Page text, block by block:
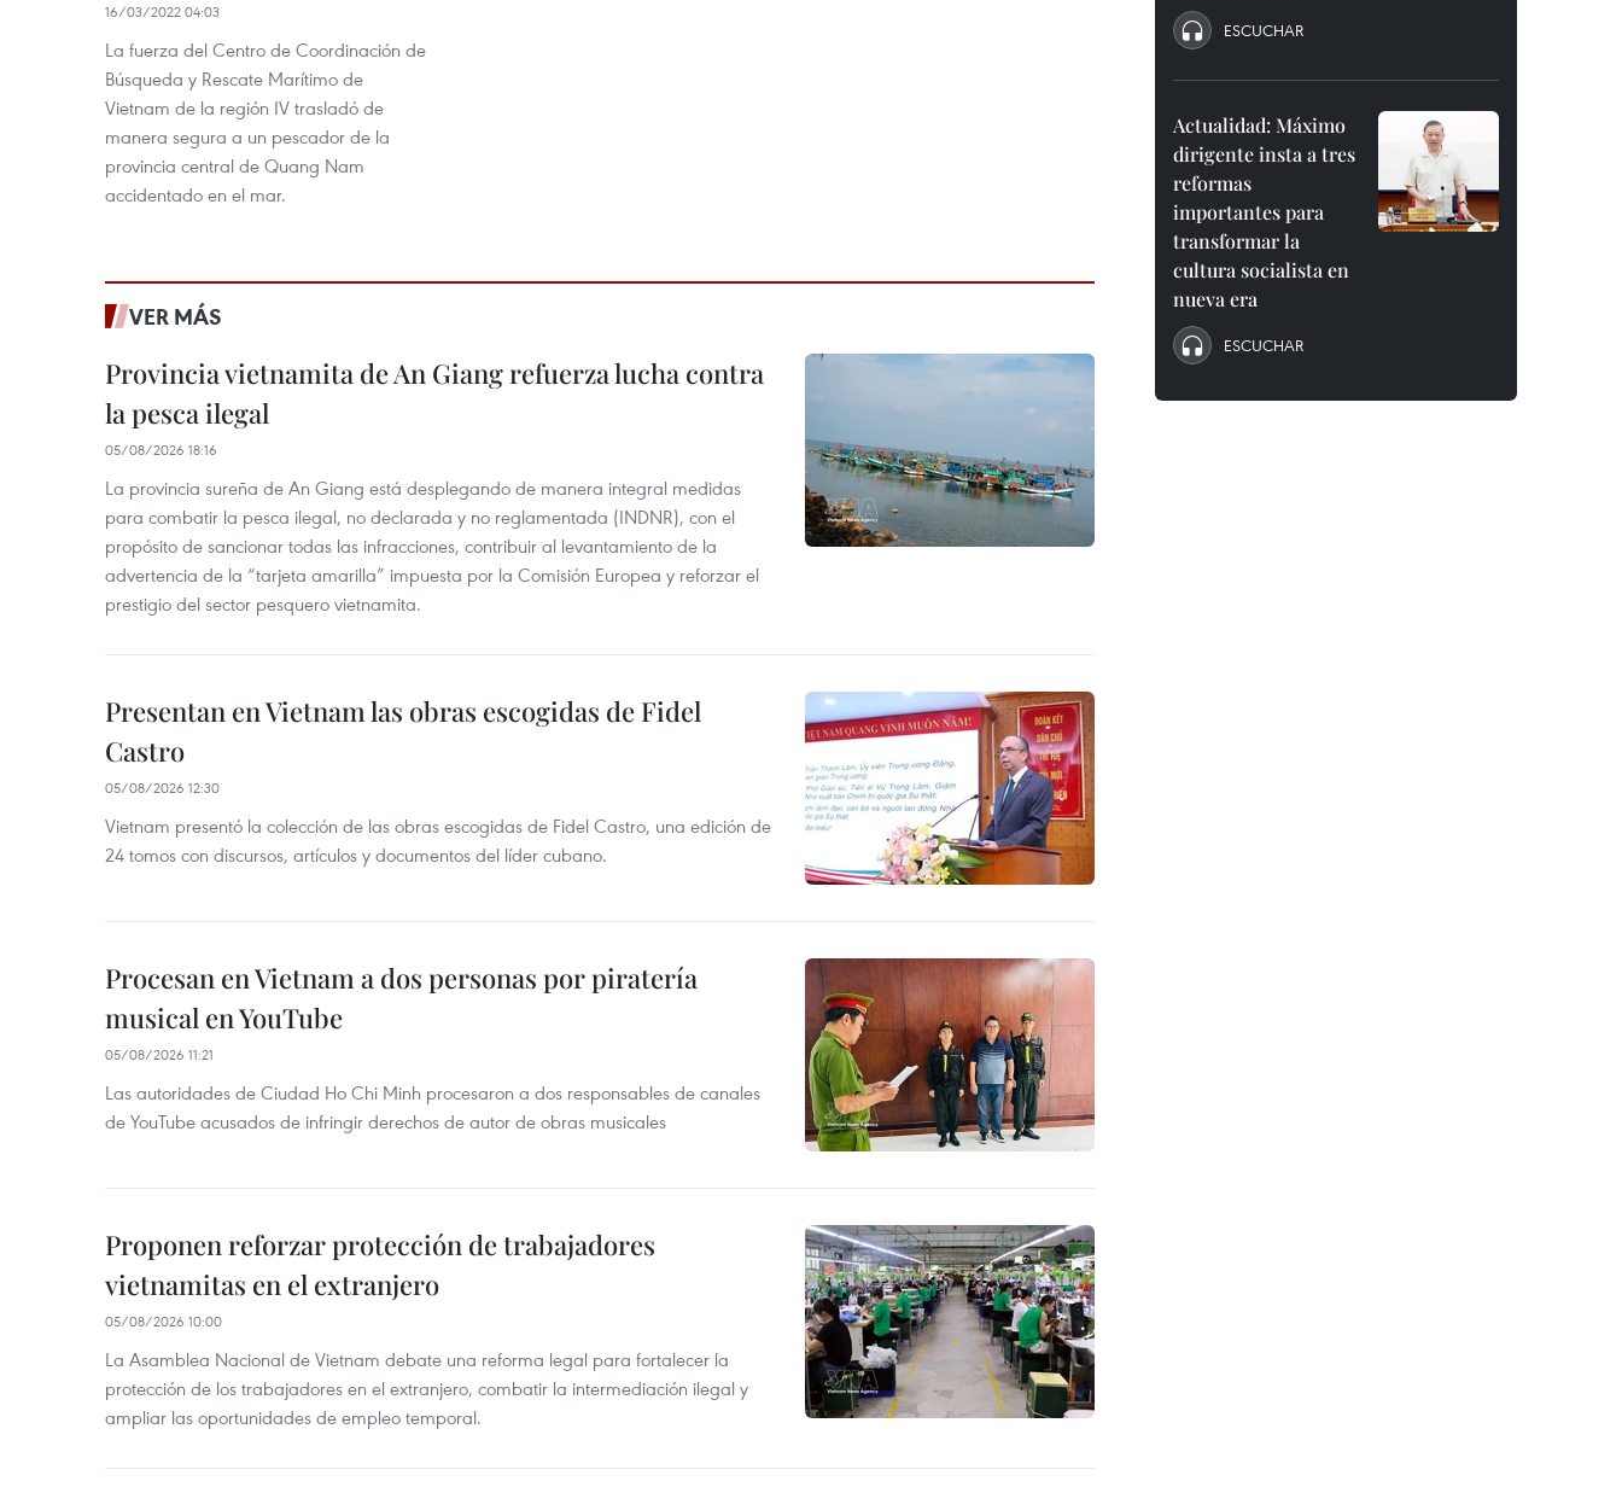
16/03/2022 04:03
La fuerza del Centro de Coordinación de
Búsqueda y Rescate Marítimo de
Vietnam de la región IV trasladó de
manera segura a un pescador de la
provincia central de Quang Nam
accidentado en el mar.
VER MÁS
Provincia vietnamita de An Giang refuerza lucha contra
la pesca ilegal
05/08/2026 18:16
La provincia sureña de An Giang está desplegando de manera integral medidas
para combatir la pesca ilegal, no declarada y no reglamentada (INDNR), con el
propósito de sancionar todas las infracciones, contribuir al levantamiento de la
advertencia de la “tarjeta amarilla” impuesta por la Comisión Europea y reforzar el
prestigio del sector pesquero vietnamita.
Presentan en Vietnam las obras escogidas de Fidel
Castro
05/08/2026 12:30
Vietnam presentó la colección de las obras escogidas de Fidel Castro, una edición de
24 tomos con discursos, artículos y documentos del líder cubano.
Procesan en Vietnam a dos personas por piratería
musical en YouTube
05/08/2026 11:21
Las autoridades de Ciudad Ho Chi Minh procesaron a dos responsables de canales
de YouTube acusados de infringir derechos de autor de obras musicales
Proponen reforzar protección de trabajadores
vietnamitas en el extranjero
05/08/2026 10:00
La Asamblea Nacional de Vietnam debate una reforma legal para fortalecer la
protección de los trabajadores en el extranjero, combatir la intermediación ilegal y
ampliar las oportunidades de empleo temporal.
ESCUCHAR
Actualidad: Máximo
dirigente insta a tres
reformas
importantes para
transformar la
cultura socialista en
nueva era
ESCUCHAR